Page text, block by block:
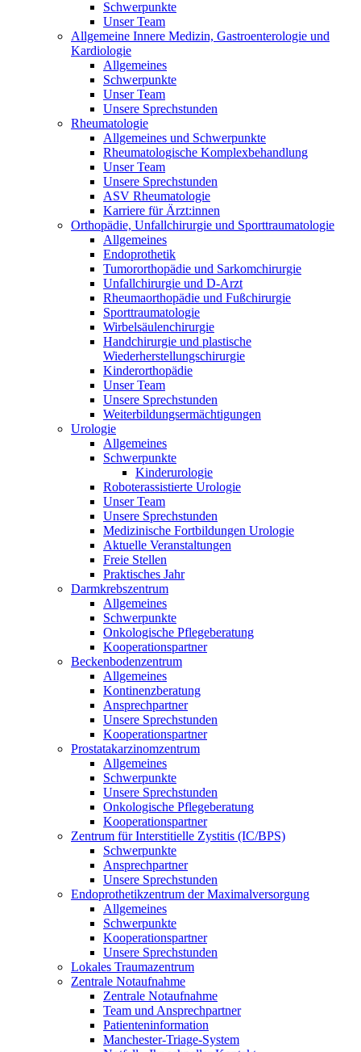
Schwerpunkte
Unser Team
Allgemeine Innere Medizin, Gastroenterologie und
Kardiologie
Allgemeines
Schwerpunkte
Unser Team
Unsere Sprechstunden
Rheumatologie
Allgemeines und Schwerpunkte
Rheumatologische Komplexbehandlung
Unser Team
Unsere Sprechstunden
ASV Rheumatologie
Karriere für Ärzt:innen
Orthopädie, Unfallchirurgie und Sporttraumatologie
Allgemeines
Endoprothetik
Tumororthopädie und Sarkomchirurgie
Unfallchirurgie und D-Arzt
Rheumaorthopädie und Fußchirurgie
Sporttraumatologie
Wirbelsäulenchirurgie
Handchirurgie und plastische
Wiederherstellungschirurgie
Kinderorthopädie
Unser Team
Unsere Sprechstunden
Weiterbildungsermächtigungen
Urologie
Allgemeines
Schwerpunkte
Kinderurologie
Roboterassistierte Urologie
Unser Team
Unsere Sprechstunden
Medizinische Fortbildungen Urologie
Aktuelle Veranstaltungen
Freie Stellen
Praktisches Jahr
Darmkrebszentrum
Allgemeines
Schwerpunkte
Onkologische Pflegeberatung
Kooperationspartner
Beckenbodenzentrum
Allgemeines
Kontinenzberatung
Ansprechpartner
Unsere Sprechstunden
Kooperationspartner
Prostatakarzinomzentrum
Allgemeines
Schwerpunkte
Unsere Sprechstunden
Onkologische Pflegeberatung
Kooperationspartner
Zentrum für Interstitielle Zystitis (IC/BPS)
Schwerpunkte
Ansprechpartner
Unsere Sprechstunden
Endoprothetikzentrum der Maximalversorgung
Allgemeines
Schwerpunkte
Kooperationspartner
Unsere Sprechstunden
Lokales Traumazentrum
Zentrale Notaufnahme
Zentrale Notaufnahme
Team und Ansprechpartner
Patienteninformation
Manchester-Triage-System